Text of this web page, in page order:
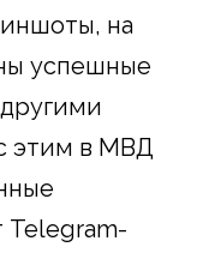
на
успешные
этим в МВД
Telegram-